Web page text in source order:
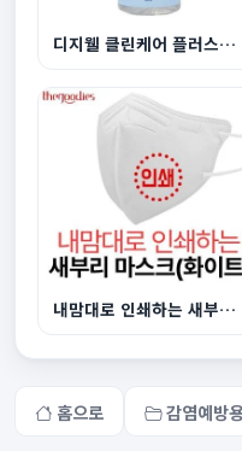
디지웰 클린케어 플러스겔형 50ml
내맘대로 인쇄하는 새부리 마스크 화이트
홈으로 감염예방